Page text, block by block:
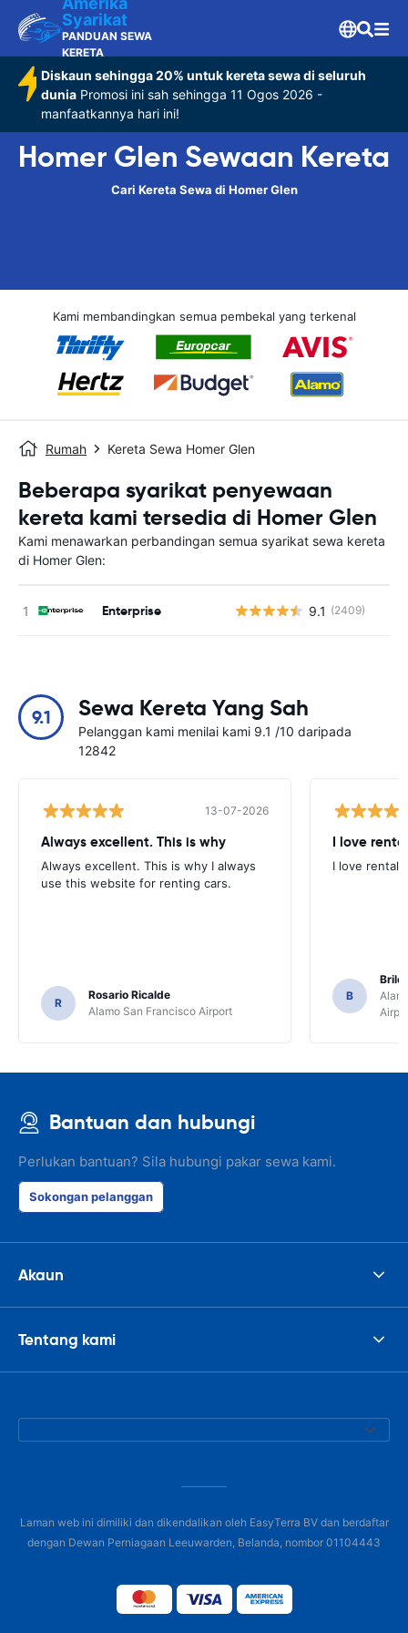
Syarikat
PANDUAN SEWA
KERETA
Diskaun sehingga 20% untuk kereta sewa di seluruh
dunia Promosi ini sah sehingga 11 Ogos 2026 -
manfaatkannya hari ini!
Homer Glen Sewaan Kereta
Cari Kereta Sewa di Homer Glen
Kami membandingkan semua pembekal yang terkenal
Rumah Kereta Sewa Homer Glen
Beberapa syarikat penyewaan
kereta kami tersedia di Homer Glen
Kami menawarkan perbandingan semua syarikat sewa kereta
di Homer Glen:
Enterprise 9.1 (2409)
9.1 Sewa Kereta Yang Sah
Pelanggan kami menilai kami 9.1 /10 daripada
12842
13-07-2026
Always excellent. This is why
Always excellent. This is why I always
use this website for renting cars.
R
Rosario Ricalde
Alamo San Francisco Airport
I love
I love rental
B
Bantuan dan hubungi
Perlukan bantuan? Sila hubungi pakar sewa kami.
Sokongan pelanggan
Akaun
Tentang kami
Laman web ini dimiliki dan dikendalikan oleh EasyTerra BV dan berdaftar
dengan Dewan Perniagaan Leeuwarden, Belanda, nombor 01104443